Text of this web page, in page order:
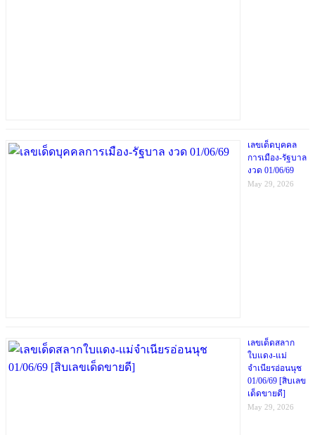
เลขเด็ดบุคคล
การเมือง-รัฐบาล
งวด 01/06/69
May 29, 2026
เลขเด็ดสลาก
ใบแดง-แม่
จำเนียรอ่อนนุช
01/06/69 [สิบเลข
เด็ดขายดี]
May 29, 2026